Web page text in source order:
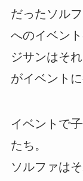
だったソル
へのイベン
ジサンはそ
がイベント
イベントで
たち。
ソルファは